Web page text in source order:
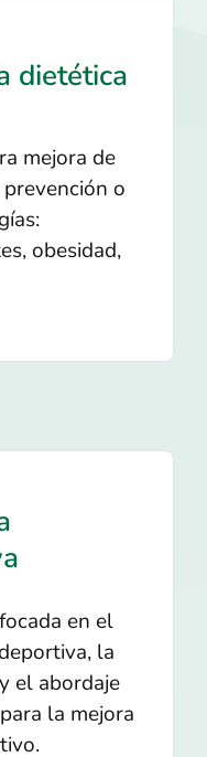
dietética
mejora de
o
obesidad,
en el
la
el abordaje
la mejora